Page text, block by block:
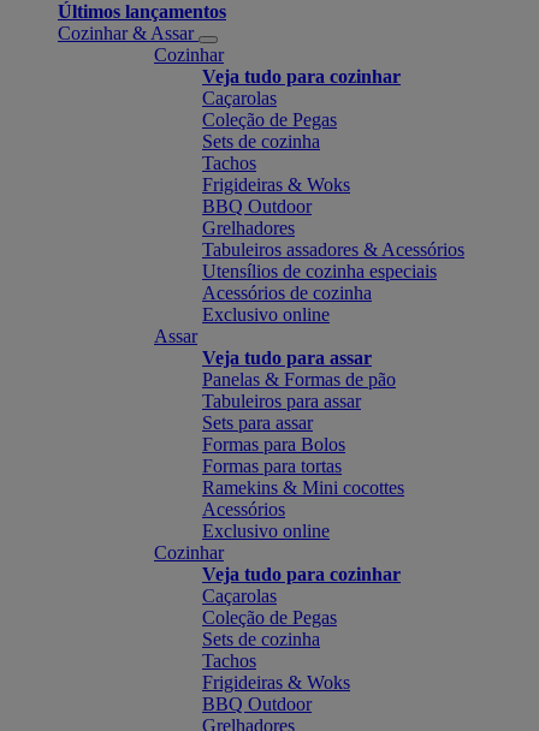
Últimos lançamentos
Cozinhar & Assar
Cozinhar
Veja tudo para cozinhar
Caçarolas
Coleção de Pegas
Sets de cozinha
Tachos
Frigideiras & Woks
BBQ Outdoor
Grelhadores
Tabuleiros assadores & Acessórios
Utensílios de cozinha especiais
Acessórios de cozinha
Exclusivo online
Assar
Veja tudo para assar
Panelas & Formas de pão
Tabuleiros para assar
Sets para assar
Formas para Bolos
Formas para tortas
Ramekins & Mini cocottes
Acessórios
Exclusivo online
Cozinhar
Veja tudo para cozinhar
Caçarolas
Coleção de Pegas
Sets de cozinha
Tachos
Frigideiras & Woks
BBQ Outdoor
Grelhadores